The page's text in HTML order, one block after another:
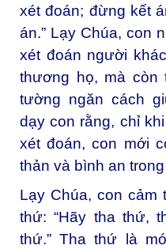
xét đoán; đừng kết
án.” Lạy Chúa, con
xét đoán người
thương họ, mà
tường ngăn cách
dạy con rằng, chỉ
xét đoán, con mới
thản và bình an
Lạy Chúa, con cảm
thứ: “Hãy tha thứ,
thứ.” Tha thứ là